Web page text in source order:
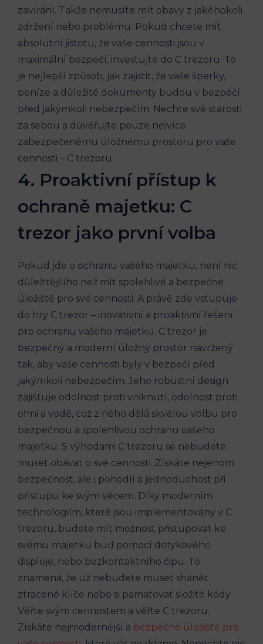
zavírání. Takže nemusíte mít obavy z jakéhokoli
zdržení nebo problému. Pokud chcete mít
absolutní jistotu, že vaše cennosti jsou v
maximální bezpečí, investujte do C trezoru. To
je nejlepší způsob, jak zajistit, že vaše šperky,
peníze a důležité dokumenty budou v bezpečí
před jakýmkoli nebezpečím. Nechte své starosti
za sebou a důvěřujte pouze nejvíce
zabezpečenému úložnému prostoru pro vaše
cennosti – C trezoru.
4. Proaktivní přístup k
ochraně majetku: C
trezor jako první volba
Pokud jde o ochranu vašeho majetku, není nic
důležitějšího než mít spolehlivé a bezpečné
úložiště pro své cennosti. A právě zde vstupuje
do hry C trezor – inovativní a proaktivní řešení
pro ochranu vašeho majetku. C trezor je
bezpečný a moderní úložný prostor navržený
tak, aby vaše cennosti byly v bezpečí před
jakýmkoli nebezpečím. Jeho robustní design
zajišťuje odolnost proti vniknutí, odolnost proti
ohni a vodě, což z něho dělá skvělou volbu pro
bezpečnou a spolehlivou ochranu vašeho
majetku. S výhodami C trezoru se nebudete
muset obávat o své cennosti. Získáte nejenom
bezpečnost, ale i pohodlí a jednoduchost při
přístupu ke svým věcem. Díky moderním
technologiím, které jsou implementovány v C
trezoru, budete mít možnost přistupovat ke
svému majetku buď pomocí dotykového
displeje, nebo bezkontaktního čipu. To
znamená, že už nebudete muset shánět
ztracené klíče nebo si pamatovat složité kódy.
Věřte svým cennostem a věřte C trezoru.
Získáte nejmodernější a bezpečné úložiště pro